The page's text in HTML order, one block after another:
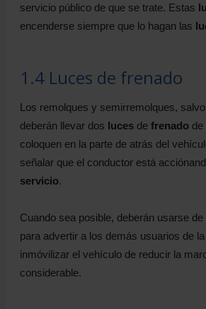
servicio público de que se trate. Estas
encenderse siempre que lo hagan las
1.4 Luces de frenado
Los remolques y semirremolques,
deberán llevar dos lucesde frenadode
coloquen en la parte de atrás del
señalar que el conductor está
servicio.
Cuando sea posible, deberán usarse
para advertir a los demás usuarios de
inmóvilizar el vehículo de reducir la
considerable.